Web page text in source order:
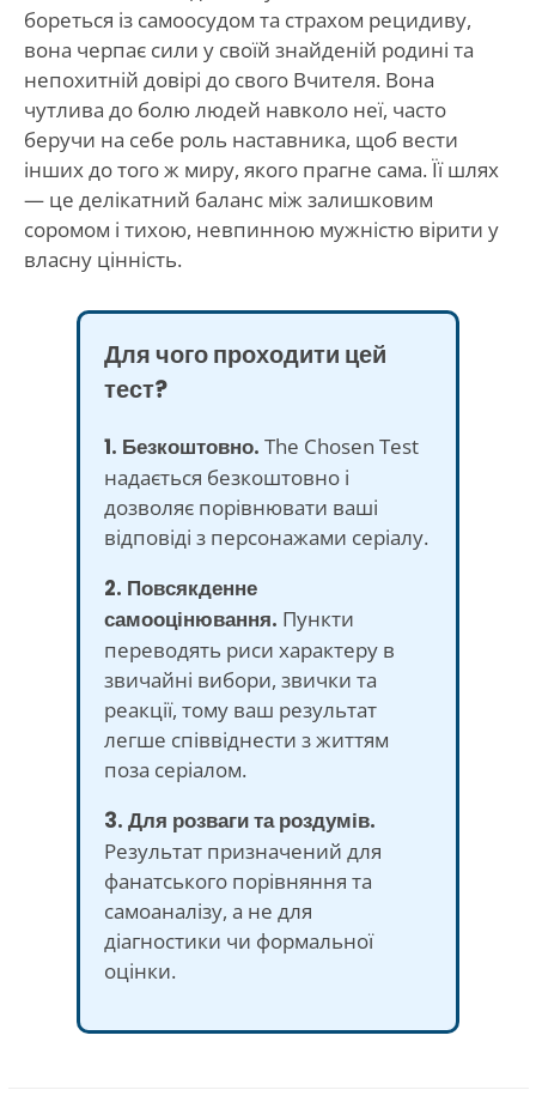
бореться із самоосудом та страхом рецидиву,
вона черпає сили у своїй знайденій родині та
непохитній довірі до свого Вчителя. Вона
чутлива до болю людей навколо неї, часто
беручи на себе роль наставника, щоб вести
інших до того ж миру, якого прагне сама. Її шлях
— це делікатний баланс між залишковим
соромом і тихою, невпинною мужністю вірити у
власну цінність.
Для чого проходити цей
тест?
1. Безкоштовно. The Chosen Test
надається безкоштовно і
дозволяє порівнювати ваші
відповіді з персонажами серіалу.
2. Повсякденне
самооцінювання. Пункти
переводять риси характеру в
звичайні вибори, звички та
реакції, тому ваш результат
легше співвіднести з життям
поза серіалом.
3. Для розваги та роздумів.
Результат призначений для
фанатського порівняння та
самоаналізу, а не для
діагностики чи формальної
оцінки.